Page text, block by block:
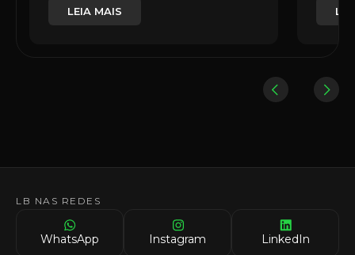
LEIA MAIS
LB NAS REDES
WhatsApp Instagram LinkedIn